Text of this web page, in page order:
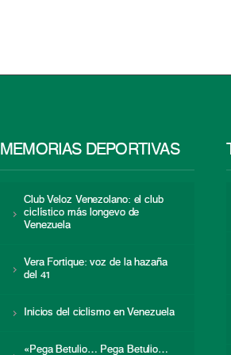
MEMORIAS DEPORTIVAS
Club Veloz Venezolano: el club
ciclístico más longevo de
Venezuela
Vera Fortique: voz de la hazaña
del 41
Inicios del ciclismo en Venezuela
«Pega Betulio… Pega Betulio…